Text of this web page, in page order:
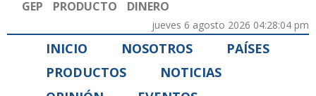
GEP PRODUCTO DINERO
jueves 6 agosto 2026 04:28:04 pm
INICIO NOSOTROS
PAÍSES
PRODUCTOS
NOTICIAS